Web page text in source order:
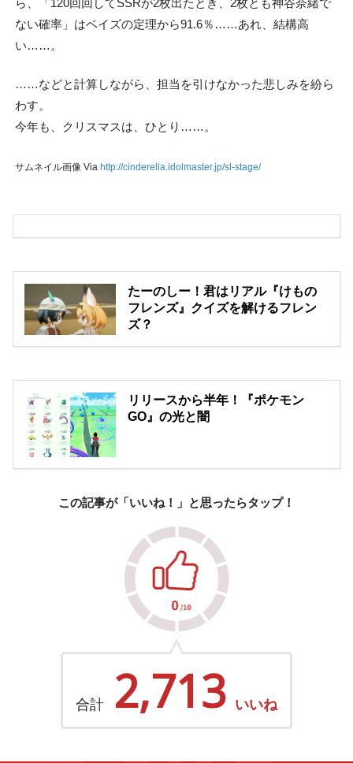
ない確率」はベイズの定理から91.6％……あれ、結構高
い……。
……などと計算しながら、担当を引けなかった悲しみを紛ら
わす。
今年も、クリスマスは、ひとり……。
サムネイル画像 Via http://cinderella.idolmaster.jp/sl-stage/
たーのしー！君はリアル『けもの
フレンズ』クイズを解けるフレン
ズ？
リリースから半年！『ポケモン
GO』の光と闇
この記事が「いいね！」と思ったらタップ！
合計 2,713 いいね